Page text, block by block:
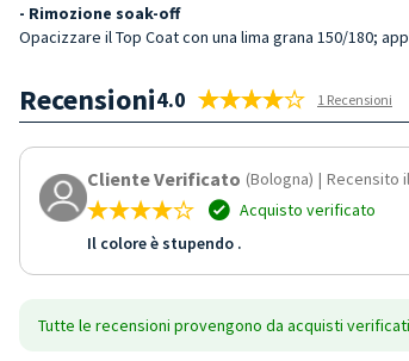
- Rimozione soak-off
Opacizzare il Top Coat con una lima grana 150/180;
Recensioni4.0 1 Recensioni
Cliente Verificato (Bologna) | Recensito
Acquisto verificato
Il colore è stupendo .
Tutte le recensioni provengono da acquisti